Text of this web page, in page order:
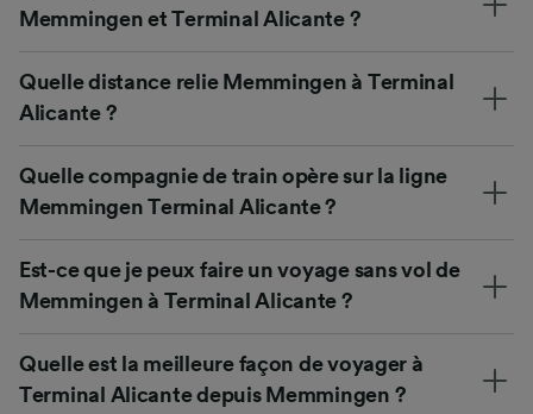
Memmingen et Terminal Alicante ?
Quelle distance relie Memmingen à Terminal
Alicante ?
Quelle compagnie de train opère sur la ligne
Memmingen Terminal Alicante ?
Est-ce que je peux faire un voyage sans vol de
Memmingen à Terminal Alicante ?
Quelle est la meilleure façon de voyager à
Terminal Alicante depuis Memmingen ?